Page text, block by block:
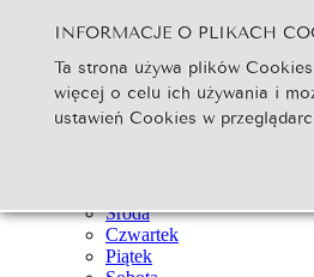
Szukaj...
Strona Główna
Newsy
Środa
Czwartek
Piątek
INFORMACJE O PLIKACH
Ta strona używa plików
więcej o celu ich używania i
ustawień Cookies w